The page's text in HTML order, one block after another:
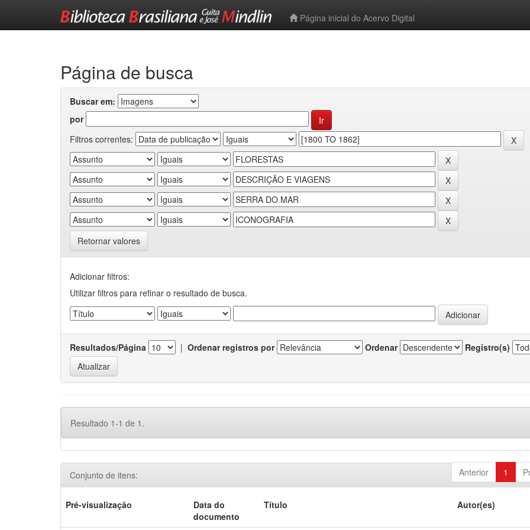
Página inicial do Acervo Digital
Página de busca
Buscar em:
por
Filtros correntes:
Retornar valores
Adicionar filtros:
Utilizar filtros para refinar o resultado de busca.
Resultados/Página | Ordenar registros por Ordenar Registro(s)
Resultado 1-1 de 1.
Anterior 1
Conjunto de itens:
Pré-visualização
Data do
documento
Título Autor(es)